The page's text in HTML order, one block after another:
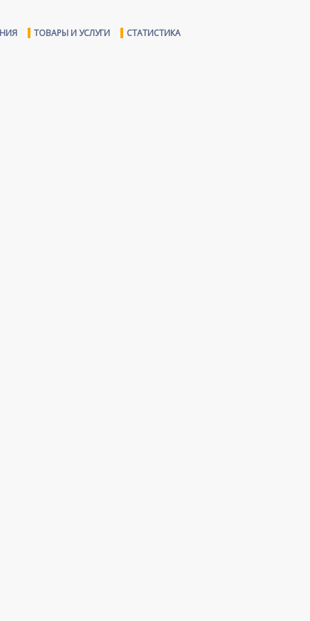
ТОВАРЫ И УСЛУГИ СТАТИСТИКА